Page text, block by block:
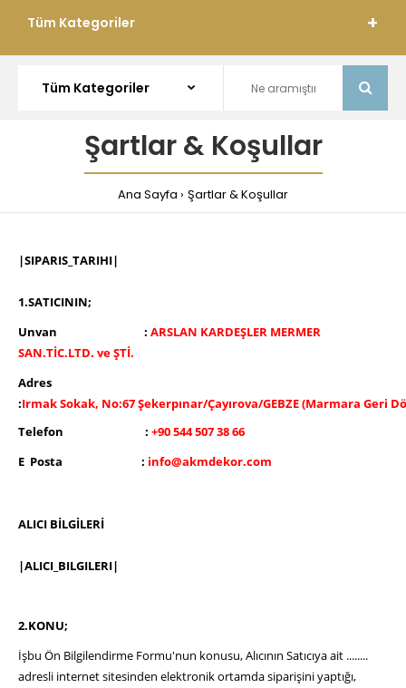
Tüm Kategoriler
Şartlar & Koşullar
Ana Sayfa Şartlar & Koşullar
|SIPARIS_TARIHI|
1.SATICININ;
Unvan : ARSLAN KARDEŞLER MERMER
SAN.TİC.LTD. ve ŞTİ.
Adres
:Irmak Sokak, No:67 Şekerpınar/Çayırova/GEBZE (Marmara Geri
Telefon : +90 544 507 38 66
E Posta : info@akmdekor.com
ALICI BİLGİLERİ
|ALICI_BILGILERI|
2.KONU;
İşbu Ön Bilgilendirme Formu'nun konusu, Alıcının Satıcıya ait ........
adresli internet sitesinden elektronik ortamda siparişini yaptığı,